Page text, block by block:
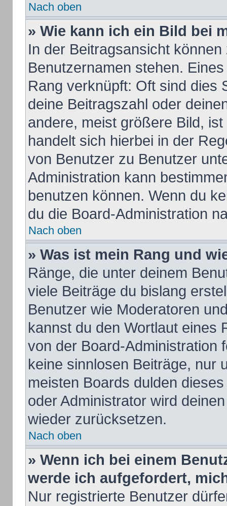
Nach oben
» Wie kann ich ein Bild bei
In der Beitragsansicht
Benutzernamen stehen.
Rang verknüpft: Oft sind dies
deine Beitragszahl oder
andere, meist größere Bild,
handelt sich hierbei in der
von Benutzer zu Benutzer
Administration kann
benutzen können. Wenn du
du die Board-Administration
Nach oben
» Was ist mein Rang und
Ränge, die unter deinem
viele Beiträge du bislang
Benutzer wie Moderatoren
kannst du den Wortlaut eines
von der Board-Administration
keine sinnlosen Beiträge,
meisten Boards dulden
oder Administrator wird
wieder zurücksetzen.
Nach oben
» Wenn ich bei einem
werde ich aufgefordert,
Nur registrierte Benutzer